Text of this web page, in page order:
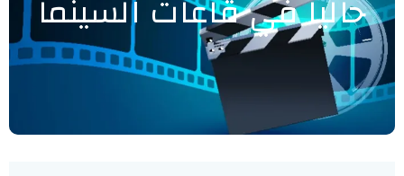
حاليا في قاعات السينما